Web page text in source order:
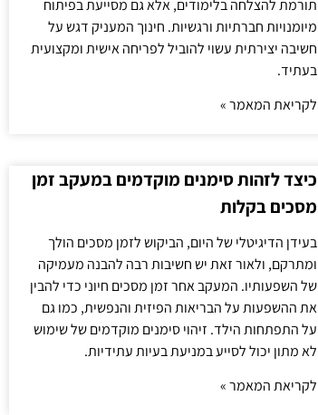
תורמת להצלחה בלימודים, אלא גם מסייעת בפיתוח
מיומנויות חברתיות ורגשיות. חינוך המעניק דגש על
חשיבה יצירתית עשוי להוביל לפריחה אישית ומקצועית
בעתיד.
לקריאת המאמר »
כיצד לזהות סימנים מוקדמים במעקב זמן
מסכים בקלות
בעידן הדיגיטלי של היום, הביקוש לזמן מסכים הולך
ומתרקם, ולאור זאת יש חשיבות רבה להבנה מעמיקה
של השפעותיו. המעקב אחר זמן מסכים חיוני כדי להבין
את ההשפעות על הבריאות הפיזית והנפשית, כמו גם
על התפתחות הילד. זיהוי סימנים מוקדמים של שימוש
לא מתון יכול לסייע במניעת בעיות עתידיות.
לקריאת המאמר »